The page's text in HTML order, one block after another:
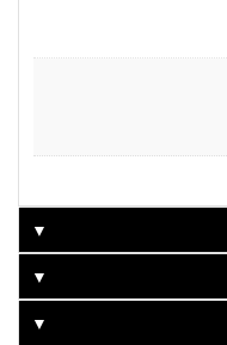
▼
▼
▼